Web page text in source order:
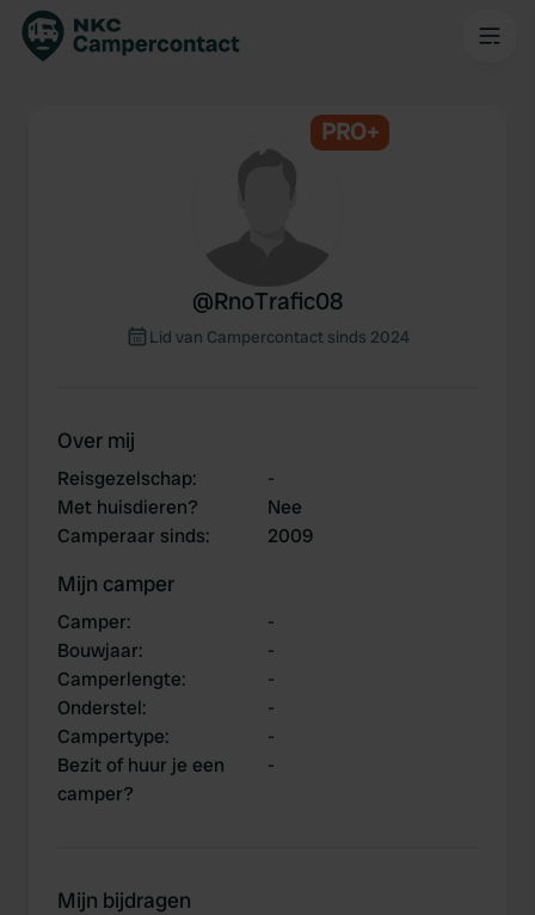
PRO+
@RnoTrafic08
Lid van Campercontact sinds 2024
Over mij
Reisgezelschap:
-
Met huisdieren?
Nee
Camperaar sinds: 2009
Mijn camper
Camper:
-
Bouwjaar:
-
Camperlengte:
-
Onderstel:
-
Campertype:
-
Bezit of huur je een
camper?
-
Mijn bijdragen